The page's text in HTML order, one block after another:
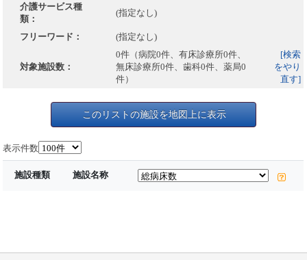
介護サービス種
類：
(指定なし)
フリーワード： (指定なし)
対象施設数：
0件（病院0件、有床診療所0件、
無床診療所0件、歯科0件、薬局0
件）
[検索
をやり
直す]
このリストの施設を地図上に表示
表示件数
施設種類 施設名称